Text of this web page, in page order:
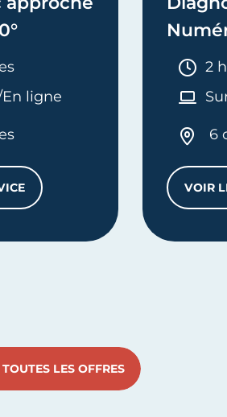
ligne
APPROCHE GLOBALE 360°
2
6
VOIR
LES OFFRES